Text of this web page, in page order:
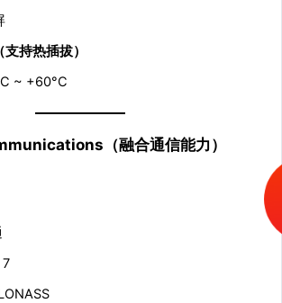
持热插拔）
~ +60°C
（融合通信能力）